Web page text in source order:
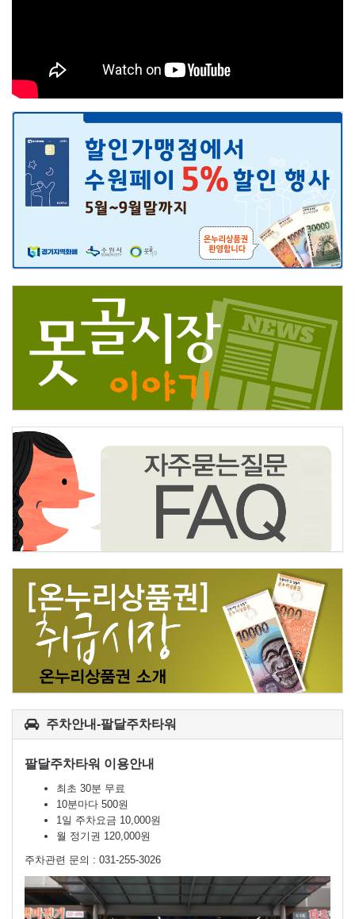
주차안내-팔달주차타워
팔달주차타워 이용안내
최초 30분 무료
10분마다 500원
1일 주차요금 10,000원
월 정기권 120,000원
주차관련 문의 : 031-255-3026